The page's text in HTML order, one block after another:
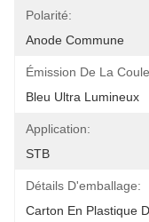
Polarité:
Anode Commune
Émission De La
Bleu Ultra Lumineux
Application:
STB
Détails D'emballage:
Carton En Plastique